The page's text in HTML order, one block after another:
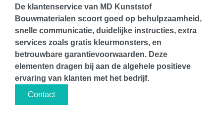
De klantenservice van MD Kunststof
Bouwmaterialen scoort goed op behulpzaamheid,
snelle communicatie, duidelijke instructies, extra
services zoals gratis kleurmonsters, en
betrouwbare garantievoorwaarden. Deze
elementen dragen bij aan de algehele positieve
ervaring van klanten met het bedrijf.
Contact